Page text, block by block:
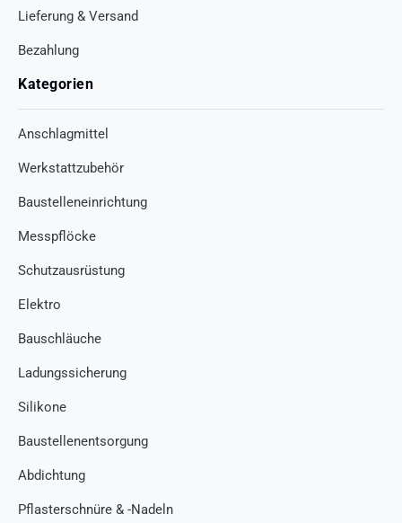
Lieferung & Versand
Bezahlung
Kategorien
Anschlagmittel
Werkstattzubehör
Baustelleneinrichtung
Messpflöcke
Schutzausrüstung
Elektro
Bauschläuche
Ladungssicherung
Silikone
Baustellenentsorgung
Abdichtung
Pflasterschnüre & -Nadeln